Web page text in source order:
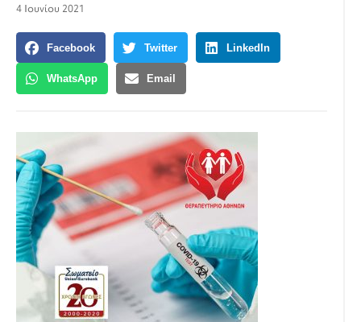
4 Ιουνίου 2021
Facebook Twitter LinkedIn
WhatsApp Email